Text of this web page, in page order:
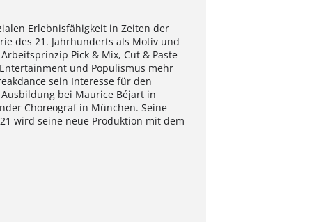
Erlebnisfähigkeit in Zeiten der
des 21. Jahrhunderts als Motiv und
Pick & Mix, Cut & Paste
und Populismus mehr
sein Interesse für den
bei Maurice Béjart in
Choreograf in München. Seine
wird seine neue Produktion mit dem